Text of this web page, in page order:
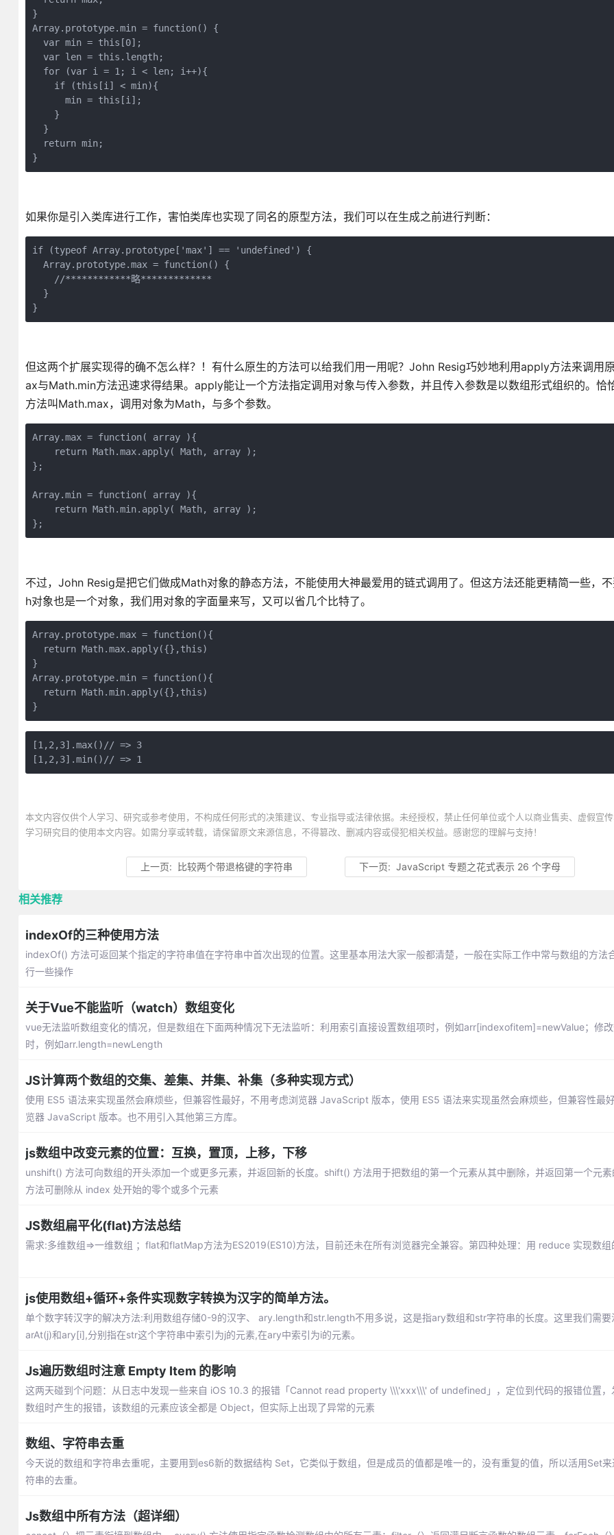
}
Array.prototype.min = function() {
  var min = this[0];
  var len = this.length;
  for (var i = 1; i < len; i++){
    if (this[i] < min){
      min = this[i];
    }
  }
  return min;
}
如果你是引入类库进行工作，害怕类库也实现了同名的原型方法，我们可以在生成之前进行判断：
if (typeof Array.prototype['max'] == 'undefined') {
  Array.prototype.max = function() {
    //************略*************
  }
}
但这两个扩展实现得的确不怎么样？！有什么原生的方法可以给我们用一用呢？John Resig巧妙地利用apply方法来调用
ax与Math.min方法迅速求得结果。apply能让一个方法指定调用对象与传入参数，并且传入参数是以数组形式组织的。恰
方法叫Math.max，调用对象为Math，与多个参数。
Array.max = function( array ){
    return Math.max.apply( Math, array );
};
Array.min = function( array ){
    return Math.min.apply( Math, array );
};
不过，John Resig是把它们做成Math对象的静态方法，不能使用大神最爱用的链式调用了。但这方法还能更精简一些，
h对象也是一个对象，我们用对象的字面量来写，又可以省几个比特了。
Array.prototype.max = function(){
  return Math.max.apply({},this)
}
Array.prototype.min = function(){
  return Math.min.apply({},this)
}
[1,2,3].max()// => 3
[1,2,3].min()// => 1
本文内容仅供个人学习、研究或参考使用，不构成任何形式的决策建议、专业指导或法律依据。未经授权，禁止任何单位或个人以商业售卖、虚假宣
学习研究目的使用本文内容。如需分享或转载，请保留原文来源信息，不得篡改、删减内容或侵犯相关权益。感谢您的理解与支持！
上一页: 比较两个带退格键的字符串 下一页:JavaScript 专题之花式表示 26 个字母
相关推荐
indexOf的三种使用方法
indexOf() 方法可返回某个指定的字符串值在字符串中首次出现的位置。这里基本用法大家一般都清楚，一般在实际工作中常与数组的方法
行一些操作
关于Vue不能监听（watch）数组变化
vue无法监听数组变化的情况，但是数组在下面两种情况下无法监听：利用索引直接设置数组项时，例如arr[indexofitem]=newValue；修
时，例如arr.length=newLength
JS计算两个数组的交集、差集、并集、补集（多种实现方式）
使用 ES5 语法来实现虽然会麻烦些，但兼容性最好，不用考虑浏览器 JavaScript 版本，使用 ES5 语法来实现虽然会麻烦些，但兼容性最
览器 JavaScript 版本。也不用引入其他第三方库。
js数组中改变元素的位置：互换，置顶，上移，下移
unshift() 方法可向数组的开头添加一个或更多元素，并返回新的长度。shift() 方法用于把数组的第一个元素从其中删除，并返回第一个元
方法可删除从 index 处开始的零个或多个元素
JS数组扁平化(flat)方法总结
需求:多维数组=>一维数组 ；flat和flatMap方法为ES2019(ES10)方法，目前还未在所有浏览器完全兼容。第四种处理：用 reduce 实现数
js使用数组+循环+条件实现数字转换为汉字的简单方法。
单个数字转汉字的解决方法:利用数组存储0-9的汉字、 ary.length和str.length不用多说，这是指ary数组和str字符串的长度。这里我们需要
arAt(j)和ary[i],分别指在str这个字符串中索引为j的元素,在ary中索引为i的元素。
Js遍历数组时注意 Empty Item 的影响
这两天碰到个问题：从日志中发现一些来自 iOS 10.3 的报错「Cannot read property \\\'xxx\\\' of undefined」，定位到代码的报错位置，
数组时产生的报错，该数组的元素应该全都是 Object，但实际上出现了异常的元素
数组、字符串去重
今天说的数组和字符串去重呢，主要用到es6新的数据结构 Set，它类似于数组，但是成员的值都是唯一的，没有重复的值，所以活用Set
符串的去重。
Js数组中所有方法（超详细）